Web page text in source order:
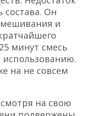
состава. Он
и
минут смесь
использованию.
на не совсем
на свою